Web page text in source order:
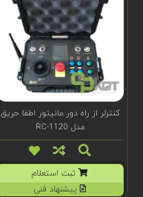
کنترلر از راه دور مانیتور اطفا حریق
مدل RC-1120
ثبت استعلام
پیشنهاد فنی